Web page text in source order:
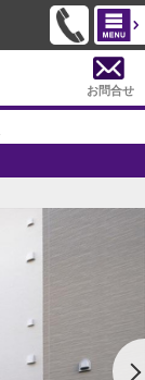
お問合せ